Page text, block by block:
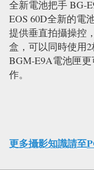
全新電池把手 BG-
EOS 60D全新的電
提供垂直拍攝操控
盒，可以同時使用
BGM-E9A電池匣
作。
更多攝影知識請至